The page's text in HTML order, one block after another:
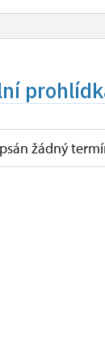
žádný